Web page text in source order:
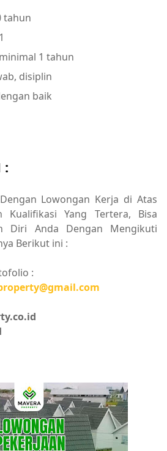
tahun
1 tahun
disiplin
baik
:
Lowongan Kerja di Atas
Kualifikasi Yang Tertera, Bisa
Diri Anda Dengan Mengikuti
Berikut ini :
: